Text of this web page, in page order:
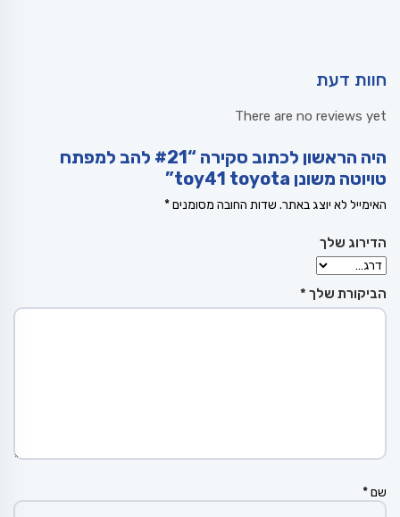
חוות דעת
There are no reviews yet
היה הראשון לכתוב סקירה “#21 להב למפתח
טויוטה משונן toy41 toyota”
האימייל לא יוצג באתר. שדות החובה מסומנים*
הדירוג שלך
הביקורת שלך *
שם*